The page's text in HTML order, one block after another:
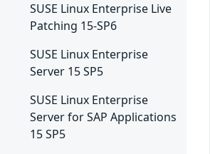
SUSE Linux Enterprise Live
Patching 15-SP6
SUSE Linux Enterprise
Server 15 SP5
SUSE Linux Enterprise
Server for SAP Applications
15 SP5